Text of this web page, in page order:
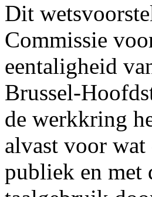
Dit
Commissie
eentaligheid
Brussel-
de werkkring
alvast voor wat
publiek en met